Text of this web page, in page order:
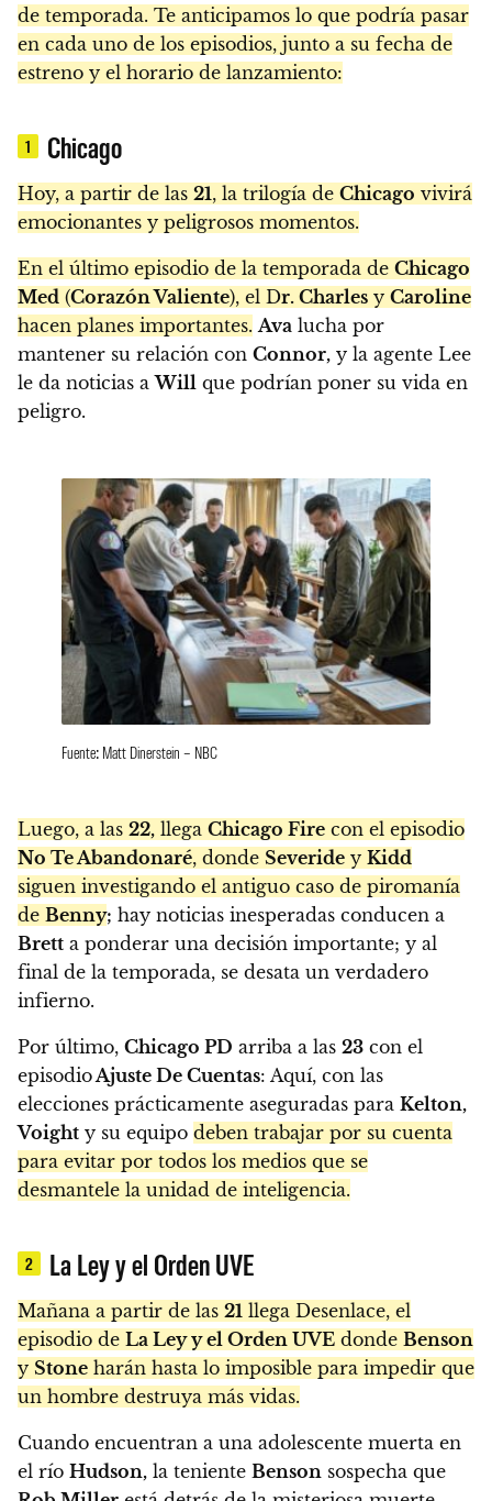
de temporada. Te anticipamos lo que podría pasar
en cada uno de los episodios, junto a su fecha de
estreno y el horario de lanzamiento:
1 Chicago
Hoy, a partir de las 21, la trilogía de Chicago vivirá
emocionantes y peligrosos momentos.
En el último episodio de la temporada de Chicago
Med (Corazón Valiente), el Dr. Charles y Caroline
hacen planes importantes. Ava lucha por
mantener su relación con Connor, y la agente Lee
le da noticias aWill que podrían poner su vida en
peligro.
Fuente: Matt Dinerstein – NBC
Luego, a las 22, llega Chicago Fire con el episodio
No Te Abandonaré, donde Severide y Kidd
siguen investigando el antiguo caso de piromanía
de Benny; hay noticias inesperadas conducen a
Brett a ponderar una decisión importante; y al
final de la temporada, se desata un verdadero
infierno.
Por último, Chicago PD arriba a las 23 con el
episodio Ajuste De Cuentas: Aquí, con las
elecciones prácticamente aseguradas para Kelton,
Voight y su equipo deben trabajar por su cuenta
para evitar por todos los medios que se
desmantele la unidad de inteligencia.
2 La Ley y el Orden UVE
Mañana a partir de las 21 llega Desenlace, el
episodio de La Ley y el Orden UVE donde Benson
y Stone harán hasta lo imposible para impedir que
un hombre destruya más vidas.
Cuando encuentran a una adolescente muerta en
el río Hudson, la teniente Benson sospecha que